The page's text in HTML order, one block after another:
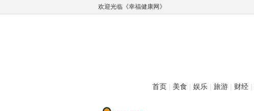
欢迎光临《幸福健康网》
首页 | 美食 | 娱乐 | 旅游 | 财经 |